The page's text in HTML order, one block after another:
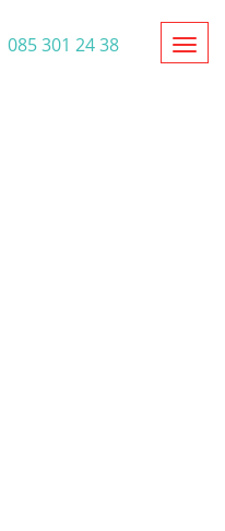
085 301 24 38